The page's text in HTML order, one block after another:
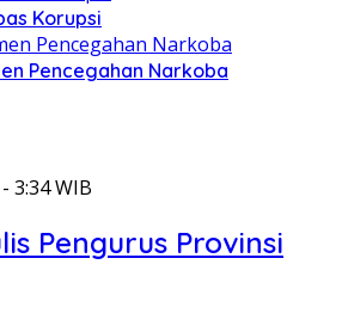
Korupsi
Pencegahan Narkoba
3:34 WIB
Pengurus Provinsi